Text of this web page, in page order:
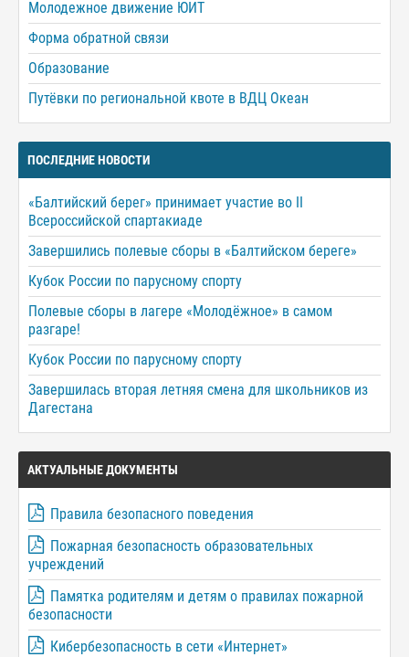
Молодежное движение ЮИТ
Форма обратной связи
Образование
Путёвки по региональной квоте в ВДЦ Океан
ПОСЛЕДНИЕ НОВОСТИ
«Балтийский берег» принимает участие во II
Всероссийской спартакиаде
Завершились полевые сборы в «Балтийском береге»
Кубок России по парусному спорту
Полевые сборы в лагере «Молодёжное» в самом
разгаре!
Кубок России по парусному спорту
Завершилась вторая летняя смена для школьников из
Дагестана
АКТУАЛЬНЫЕ ДОКУМЕНТЫ
Правила безопасного поведения
Пожарная безопасность образовательных
учреждений
Памятка родителям и детям о правилах пожарной
безопасности
Кибербезопасность в сети «Интернет»